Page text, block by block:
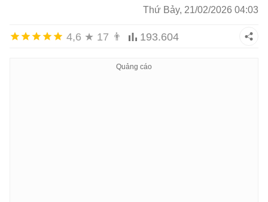
Thứ Bảy, 21/02/2026 04:03
4,6 ★ 17 👨 193.604